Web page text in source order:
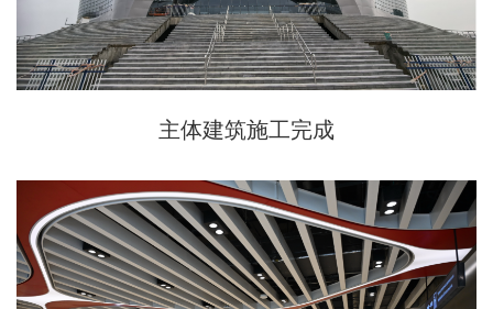
主体建筑施工完成